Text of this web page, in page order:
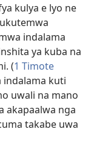
kulya e lyo ne
indalama
ya kuba na
(1 Timote
indalama kuti
uwali na mano
akapaalwa nga
takabe uwa